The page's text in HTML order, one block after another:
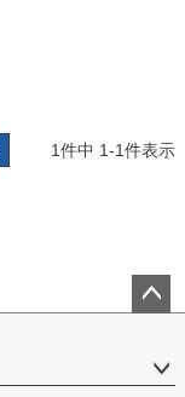
1件中 1-1件表示
ップ